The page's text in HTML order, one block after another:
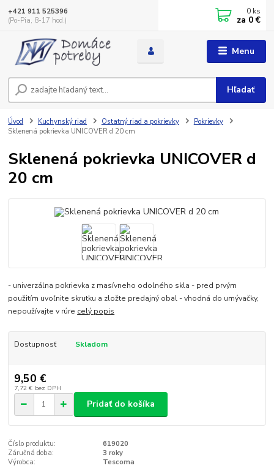
Menu
Hľadať
+421 911 525396
(Po-Pia, 8-17 hod.)
0 ks
za 0 €
Úvod Kuchynský riad Ostatný riad a pokrievky
Pokrievky
Sklenená pokrievka UNICOVER d 20 cm
Sklenená pokrievka UNICOVER d
20 cm
- univerzálna pokrievka z masívneho odolného skla - pred prvým
použitím uvoľnite skrutku a zložte predajný obal - vhodná do umývačky,
nepoužívajte v rúre celý popis
Dostupnosť Skladom
9,50 €
7,72 € bez DPH
Pridať do košíka
Číslo produktu:
619020
Záručná doba:
3 roky
Výrobca:
Tescoma